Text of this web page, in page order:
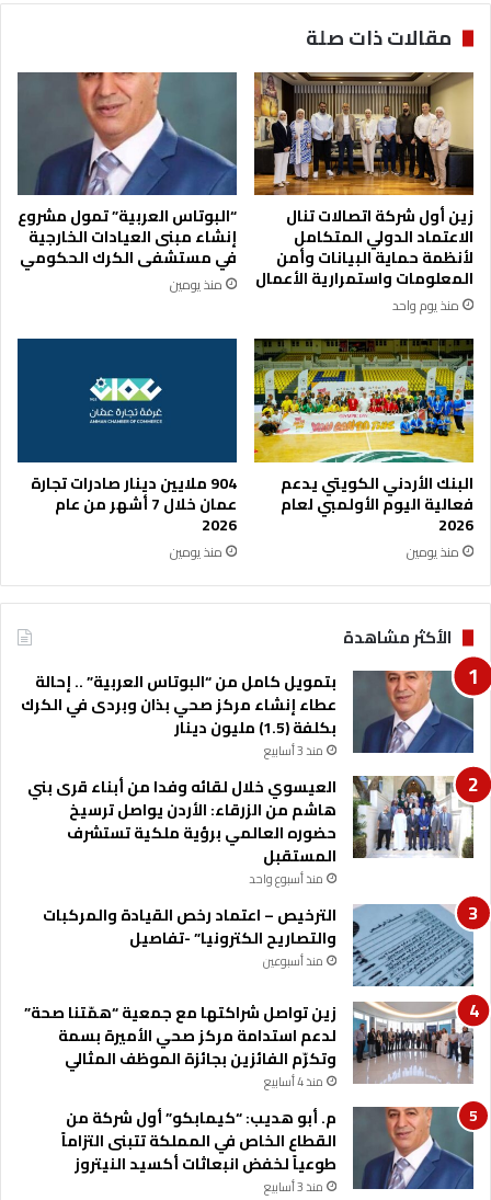
ب
ك
د
ا
ء
ا
ل
خ
ي
ر
ي
ب
ع
ن
و
ا
ن
"
ش
ر
س
ي
د
ن
ا
"
ي
ا
ر
ن
ي
ي
ن
مقالات ذات صلة
زين أول شركة اتصالات تنال
الاعتماد الدولي المتكامل
لأنظمة حماية البيانات وأمن
المعلومات واستمرارية الأعمال
منذ يوم واحد
“البوتاس العربية” تمول مشروع
إنشاء مبنى العيادات الخارجية
في مستشفى الكرك الحكومي
منذ يومين
البنك الأردني الكويتي يدعم
فعالية اليوم الأولمبي لعام
2026
منذ يومين
904 ملايين دينار صادرات تجارة
عمان خلال 7 أشهر من عام
2026
منذ يومين
الأكثر مشاهدة
بتمويل كامل من “البوتاس العربية” .. إحالة
عطاء إنشاء مركز صحي بذان وبردى في الكرك
بكلفة (1.5) مليون دينار
منذ 3 أسابيع
العيسوي خلال لقائه وفدا من أبناء قرى بني
هاشم من الزرقاء: الأردن يواصل ترسيخ
حضوره العالمي برؤية ملكية تستشرف
المستقبل
منذ أسبوع واحد
الترخيص – اعتماد رخص القيادة والمركبات
والتصاريح الكترونيا” -تفاصيل
منذ أسبوعين
زين تواصل شراكتها مع جمعية “همّتنا صحة”
لدعم استدامة مركز صحي الأميرة بسمة
وتكرّم الفائزين بجائزة الموظف المثالي
منذ 4 أسابيع
م. أبو هديب: “كيمابكو” أول شركة من
القطاع الخاص في المملكة تتبنى التزاماً
طوعياً لخفض انبعاثات أكسيد النيتروز
منذ 3 أسابيع